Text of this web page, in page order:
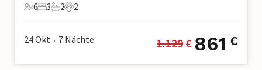
6 Gäste
6
3 Schlafzimmer
3
2 Badezimmer
2
2 Haustiere
2
24 Okt • 7 Nächte 1.129 € 861 €